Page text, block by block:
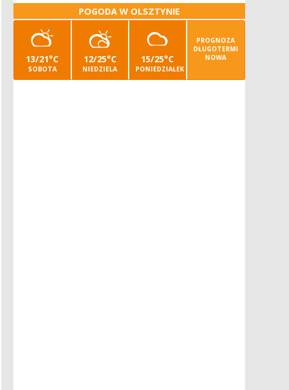
POGODA W OLSZTYNIE
13/21°C
SOBOTA
12/25°C
NIEDZIELA
15/25°C
PONIEDZIAŁEK
PROGNOZA
DŁUGOTERMI
NOWA